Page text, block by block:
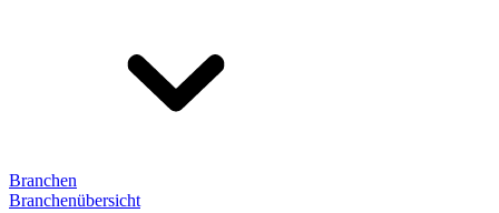
Branchen
Branchenübersicht